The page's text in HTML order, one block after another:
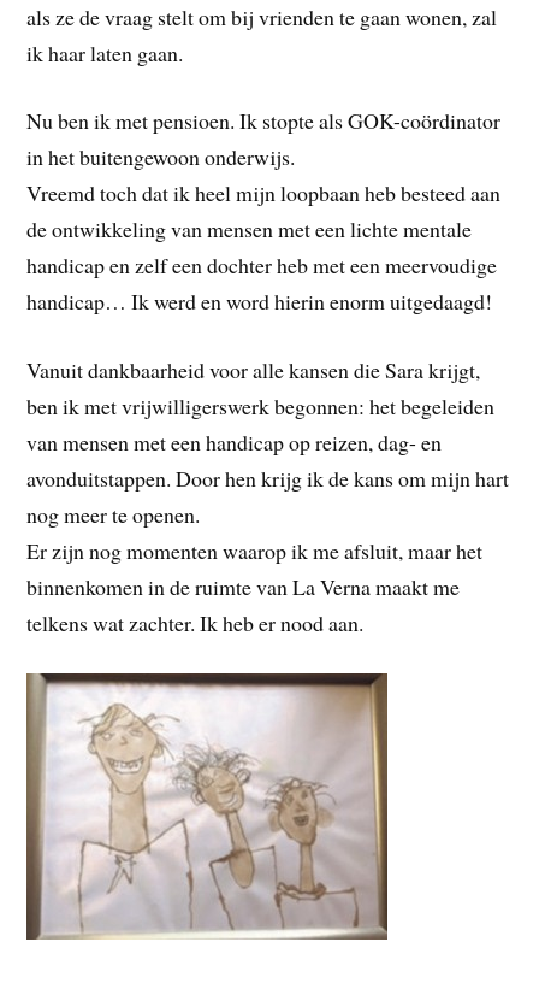
als ze de vraag stelt om bij vrienden te gaan wonen, zal
ik haar laten gaan.
Nu ben ik met pensioen. Ik stopte als GOK-coördinator
in het buitengewoon onderwijs.
Vreemd toch dat ik heel mijn loopbaan heb besteed aan
de ontwikkeling van mensen met een lichte mentale
handicap en zelf een dochter heb met een meervoudige
handicap… Ik werd en word hierin enorm uitgedaagd!
Vanuit dankbaarheid voor alle kansen die Sara krijgt,
ben ik met vrijwilligerswerk begonnen: het begeleiden
van mensen met een handicap op reizen, dag- en
avonduitstappen. Door hen krijg ik de kans om mijn hart
nog meer te openen.
Er zijn nog momenten waarop ik me afsluit, maar het
binnenkomen in de ruimte van La Verna maakt me
telkens wat zachter. Ik heb er nood aan.